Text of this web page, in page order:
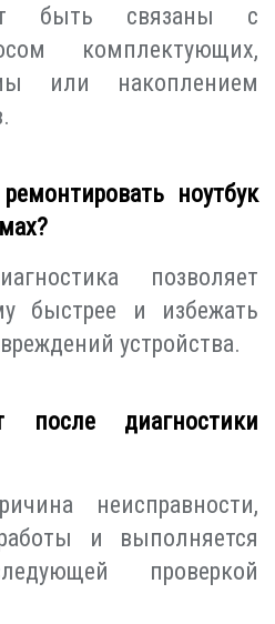
быть связаны с
комплектующих,
или накоплением
ноутбук
позволяет
быстрее и избежать
устройства.
после диагностики
неисправности,
и выполняется
проверкой